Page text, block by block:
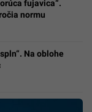
fujavica“.
normu
Na oblohe